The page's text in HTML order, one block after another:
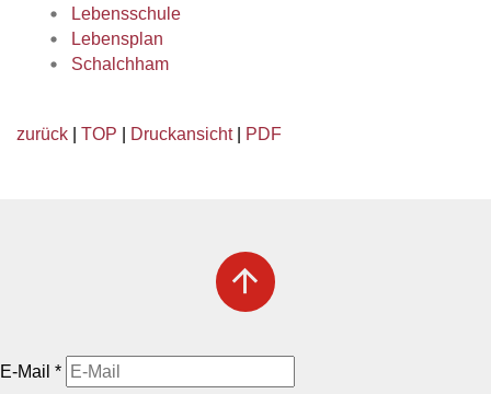
Lebensschule
Lebensplan
Schalchham
zurück TOP Druckansicht| PDF
arrow_upward
E-Mail *